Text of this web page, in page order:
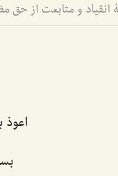
انقیاد و متابعت از
اعوذ